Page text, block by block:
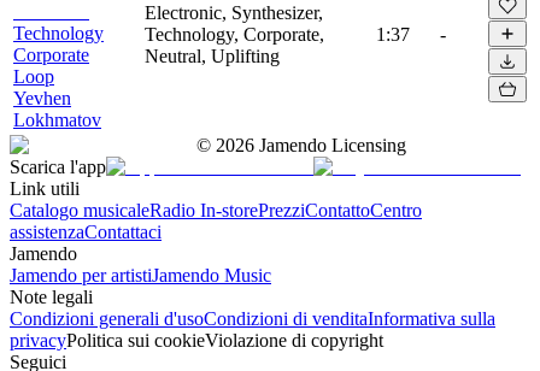
Technology
Corporate
Loop
Yevhen
Lokhmatov
Electronic, Synthesizer,
Technology, Corporate,
Neutral, Uplifting
1:37 -
© 2026 Jamendo Licensing
Scarica l'app
Link utili
Catalogo musicaleRadio In-storePrezziContattoCentro
assistenzaContattaci
Jamendo
Jamendo per artistiJamendo Music
Note legali
Condizioni generali d'usoCondizioni di venditaInformativa sulla
privacyPolitica sui cookieViolazione di copyright
Seguici